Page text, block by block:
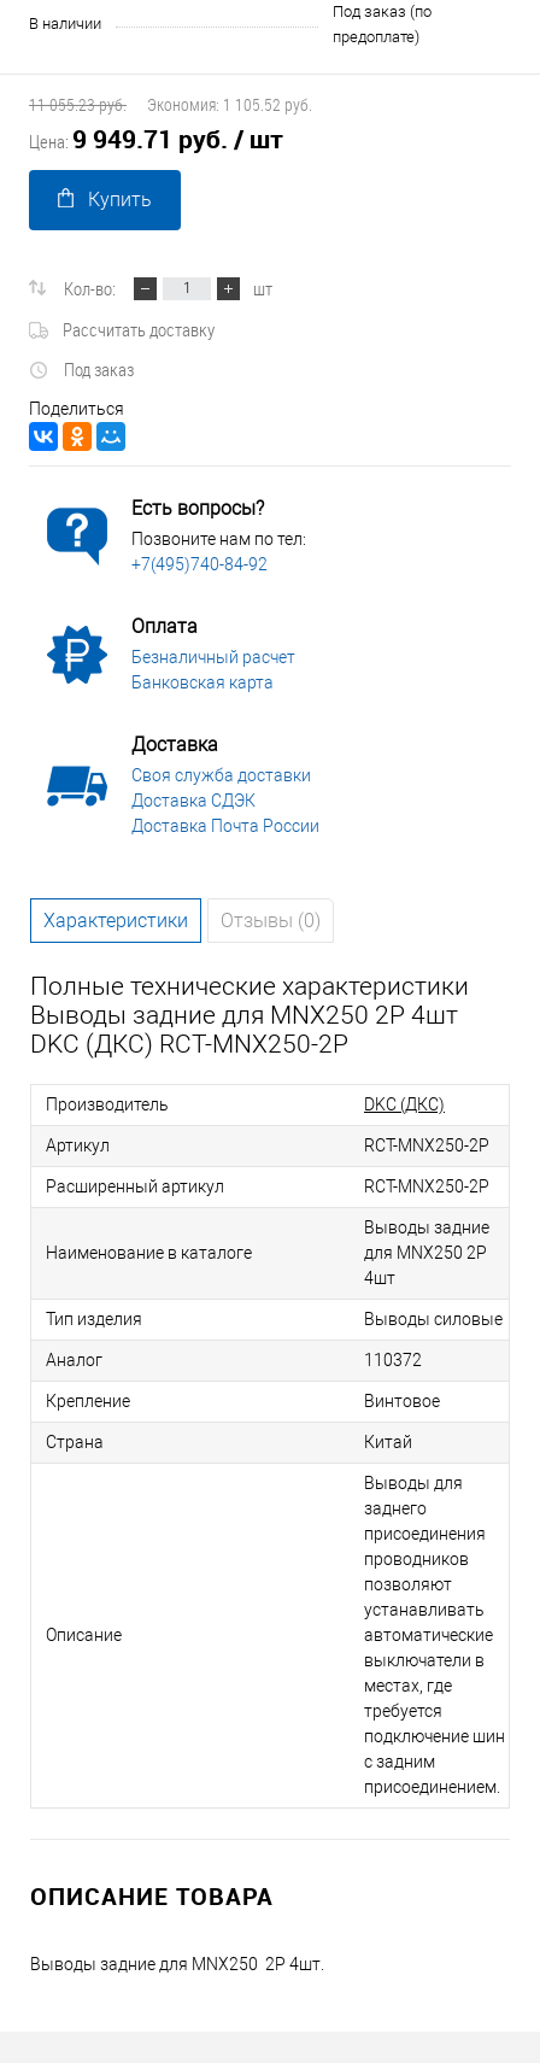
В наличии
Под заказ (по
предоплате)
11 055.23 руб. Экономия: 1 105.52 руб.
Цена: 9 949.71 руб. / шт
Купить
Кол-во:
шт
Рассчитать доставку
Под заказ
Поделиться
Есть вопросы?
Позвоните нам по тел:
+7(495)740-84-92
Оплата
Безналичный расчет
Банковская карта
Доставка
Своя служба доставки
Доставка СДЭК
Доставка Почта России
Характеристики Отзывы (0)
Полные технические характеристики
Выводы задние для MNX250 2P 4шт
DKC (ДКС) RCT-MNX250-2P
Производитель DKC (ДКС)
Артикул RCT-MNX250-2P
Расширенный артикул RCT-MNX250-2P
Наименование в каталоге
Выводы задние
для MNX250 2P
4шт
Тип изделия Выводы силовые
Аналог 110372
Крепление Винтовое
Страна Китай
Описание
Выводы для
заднего
присоединения
проводников
позволяют
устанавливать
автоматические
выключатели в
местах, где
требуется
подключение шин
с задним
присоединением.
ОПИСАНИЕ ТОВАРА
Выводы задние для MNX250 2P 4шт.